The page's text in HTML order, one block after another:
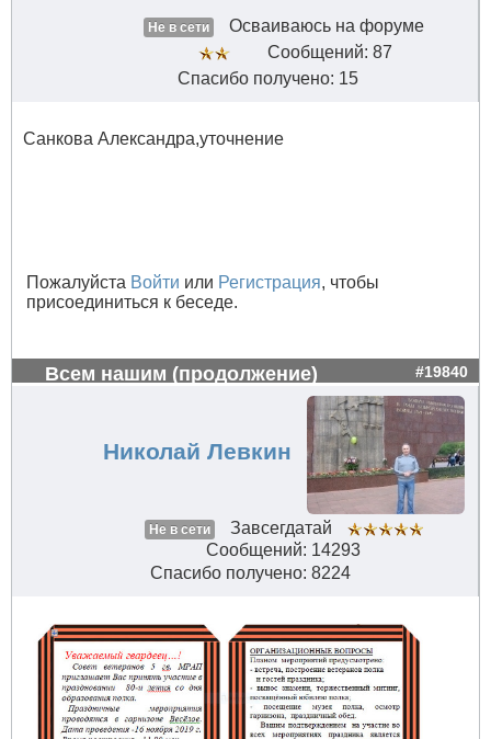
Не в сети
Осваиваюсь на форуме
Сообщений: 87
Спасибо получено: 15
Санкова Александра,уточнение
Пожалуйста Войти или Регистрация, чтобы
присоединиться к беседе.
Всем нашим (продолжение) #19840
Николай Левкин
Не в сети
Завсегдатай
Сообщений: 14293
Спасибо получено: 8224